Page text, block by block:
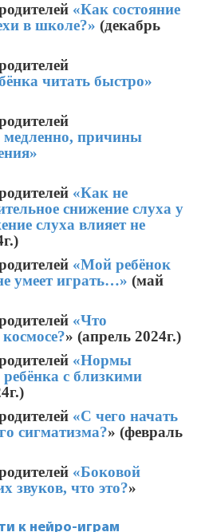
«Как состояние
в школе?» (декабрь
читать быстро»
медленно, причины
«Как не
снижение слуха у
слуха влияет не
«Мой ребёнок
умеет играть…» (май
«Что
» (апрель 2024г.)
«Нормы
с близкими
«С чего начать
сигматизма?» (февраль
«Боковой
звуков, что это?»
к нейро-играм